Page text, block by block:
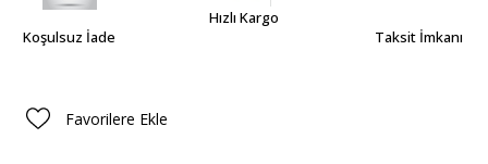
Koşulsuz İade
Hızlı Kargo
Taksit İmkanı
Favorilere Ekle